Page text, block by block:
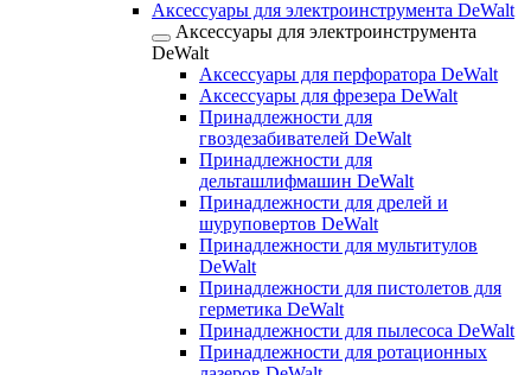
Аксессуары для электроинструмента DeWalt
Аксессуары для электроинструмента
DeWalt
Аксессуары для перфоратора DeWalt
Аксессуары для фрезера DeWalt
Принадлежности для
гвоздезабивателей DeWalt
Принадлежности для
дельташлифмашин DeWalt
Принадлежности для дрелей и
шуруповертов DeWalt
Принадлежности для мультитулов
DeWalt
Принадлежности для пистолетов для
герметика DeWalt
Принадлежности для пылесоса DeWalt
Принадлежности для ротационных